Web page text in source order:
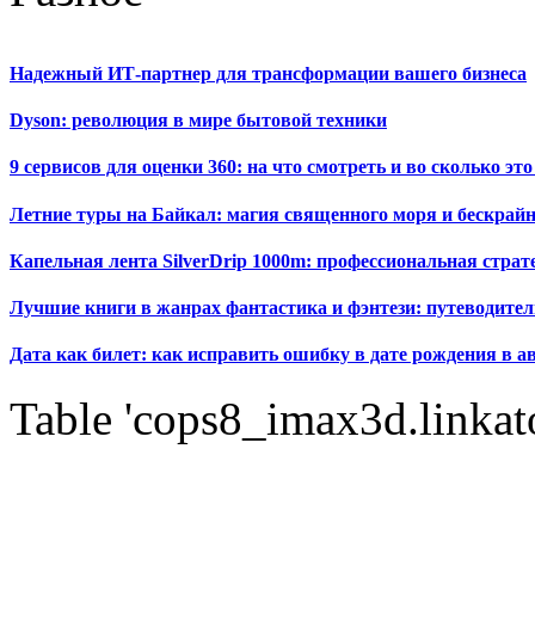
Надежный ИТ-партнер для трансформации вашего бизнеса
Dyson: революция в мире бытовой техники
9 сервисов для оценки 360: на что смотреть и во сколько это
Летние туры на Байкал: магия священного моря и
Капельная лента SilverDrip 1000m: профессиональная
Лучшие книги в жанрах фантастика и фэнтези:
Дата как билет: как исправить ошибку в дате рождения в
Table